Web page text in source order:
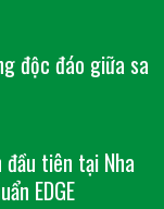
độc đáo giữa sa
đầu tiên tại Nha
EDGE